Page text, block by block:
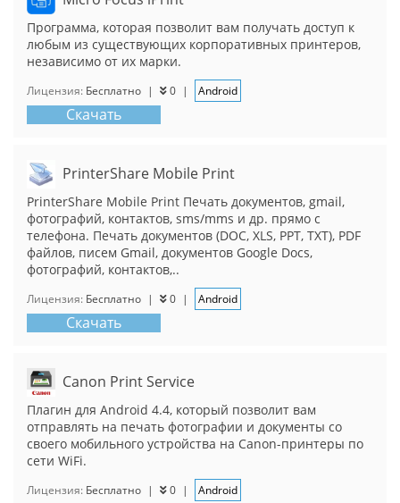
Программа, которая позволит вам получать доступ к
любым из существующих корпоративных принтеров,
независимо от их марки.
Лицензия: Бесплатно | 0 | Android
Скачать
PrinterShare Mobile Print
PrinterShare Mobile Print Печать документов, gmail,
фотографий, контактов, sms/mms и др. прямо с
телефона. Печать документов (DOC, XLS, PPT, TXT), PDF
файлов, писем Gmail, документов Google Docs,
фотографий, контактов,..
Лицензия: Бесплатно | 0 | Android
Скачать
Canon Print Service
Плагин для Android 4.4, который позволит вам
отправлять на печать фотографии и документы со
своего мобильного устройства на Canon-принтеры по
сети WiFi.
Лицензия: Бесплатно | 0 | Android